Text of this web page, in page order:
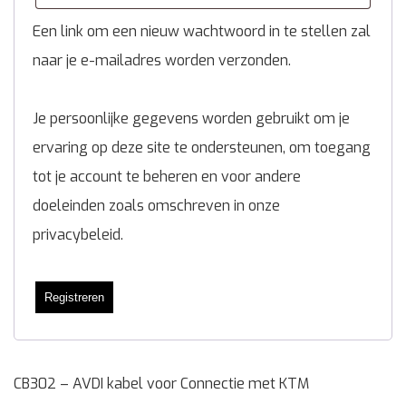
Een link om een nieuw wachtwoord in te stellen zal
naar je e-mailadres worden verzonden.
Je persoonlijke gegevens worden gebruikt om je
ervaring op deze site te ondersteunen, om toegang
tot je account te beheren en voor andere
doeleinden zoals omschreven in onze
privacybeleid.
Registreren
CB302 – AVDI kabel voor Connectie met KTM